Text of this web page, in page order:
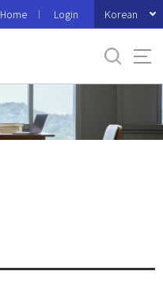
Home Login Korean